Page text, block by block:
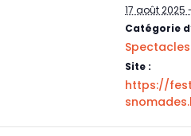
17 août 2025
Catégorie
Site :
https://